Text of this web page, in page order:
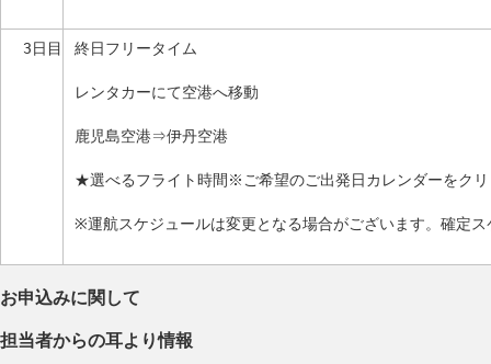
3日目 終日フリータイム
レンタカーにて空港へ移動
鹿児島空港⇒伊丹空港
★選べるフライト時間※ご希望のご出発日カレンダーをク
※運航スケジュールは変更となる場合がございます。確定
お申込みに関して
担当者からの耳より情報